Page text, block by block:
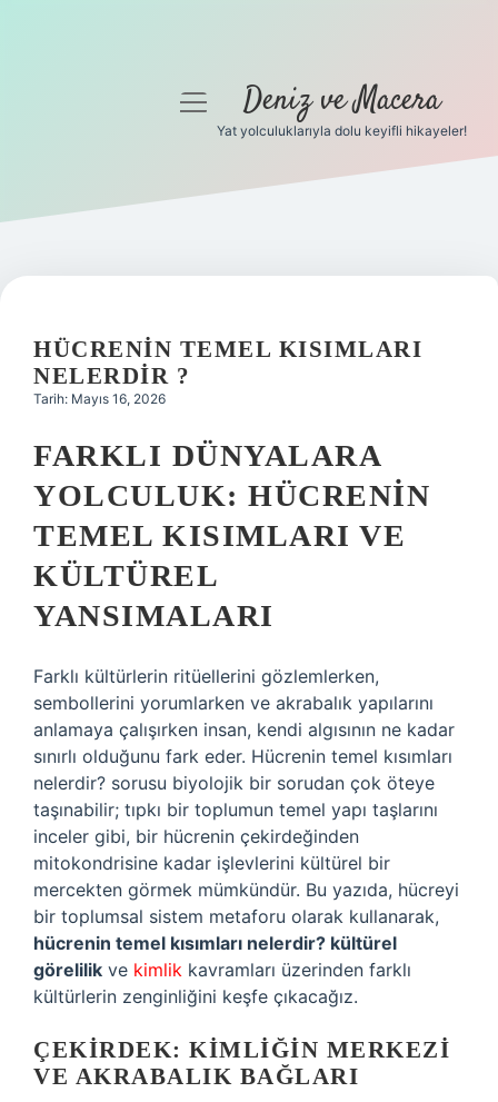
Gizlilik Politikası
Yasal Uyarı
menüyüDeniz ve Macera
Yat yolculuklarıyla dolu keyifli hikayeler!
HÜCRENIN TEMEL KISIMLARI
NELERDIR ?
Tarih: Mayıs 16, 2026
FARKLI DÜNYALARA
YOLCULUK: HÜCRENIN
TEMEL KISIMLARI VE
KÜLTÜREL
YANSIMALARI
Farklı kültürlerin ritüellerini gözlemlerken,
sembollerini yorumlarken ve akrabalık yapılarını
anlamaya çalışırken insan, kendi algısının ne kadar
sınırlı olduğunu fark eder. Hücrenin temel kısımları
nelerdir? sorusu biyolojik bir sorudan çok öteye
taşınabilir; tıpkı bir toplumun temel yapı taşlarını
inceler gibi, bir hücrenin çekirdeğinden
mitokondrisine kadar işlevlerini kültürel bir
mercekten görmek mümkündür. Bu yazıda, hücreyi
bir toplumsal sistem metaforu olarak kullanarak,
hücrenin temel kısımları nelerdir? kültürel
görelilik ve kimlik kavramları üzerinden farklı
kültürlerin zenginliğini keşfe çıkacağız.
ÇEKIRDEK: KIMLIĞIN MERKEZI
VE AKRABALIK BAĞLARI